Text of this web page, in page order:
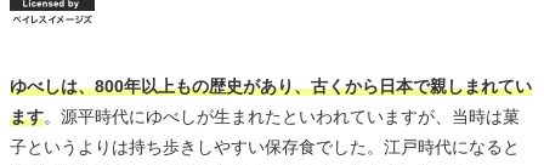
ゆべしは、800年以上もの歴史があり、古くから日本で親しまれてい
ます。源平時代にゆべしが生まれたといわれていますが、当時は菓
子というよりは持ち歩きしやすい保存食でした。江戸時代になると